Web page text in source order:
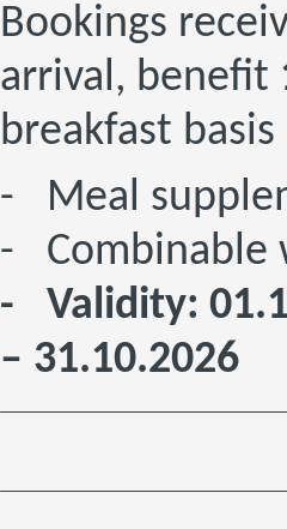
Bookings
arrival, benefit
breakfast
- Meal
- Combinable
- Validity:
– 31.10.2026